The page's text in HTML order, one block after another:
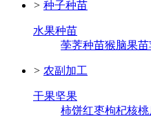
> 种子种苗
水果种苗
荸荠种苗猴脑果苗
> 农副加工
干果坚果
柿饼红枣枸杞核桃